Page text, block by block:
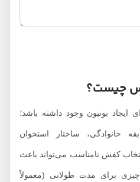
بونیون وجود داشته باشد؛
ساختار استخوان
نامناسب می‌تواند باعث
برای مدت طولانی (معمولاً